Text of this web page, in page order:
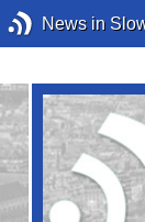
News in